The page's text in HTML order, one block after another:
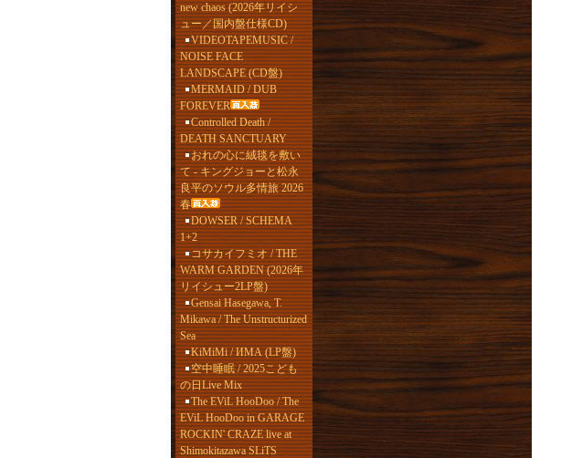
new chaos (2026年リイシ
ュー／国内盤仕様CD)
VIDEOTAPEMUSIC /
NOISE FACE
LANDSCAPE (CD盤)
MERMAID / DUB
FOREVER
Controlled Death /
DEATH SANCTUARY
おれの心に絨毯を敷い
て - キングジョーと松永
良平のソウル多情旅 2026
春
DOWSER / SCHEMA
1+2
コサカイフミオ / THE
WARM GARDEN (2026年
リイシュー2LP盤)
Gensai Hasegawa, T.
Mikawa / The Unstructurized
Sea
KiMiMi / ИМА (LP盤)
空中睡眠 / 2025こども
の日Live Mix
The EViL HooDoo / The
EViL HooDoo in GARAGE
ROCKIN' CRAZE live at
Shimokitazawa SLiTS